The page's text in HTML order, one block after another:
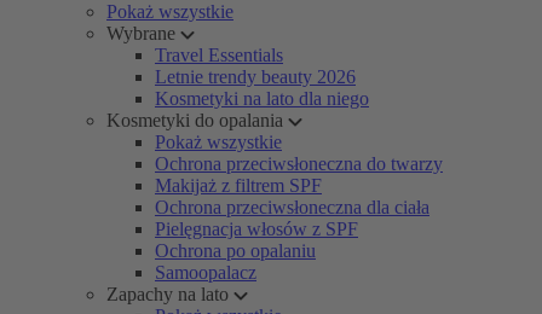
Pokaż wszystkie
Wybrane
Travel Essentials
Letnie trendy beauty 2026
Kosmetyki na lato dla niego
Kosmetyki do opalania
Pokaż wszystkie
Ochrona przeciwsłoneczna do twarzy
Makijaż z filtrem SPF
Ochrona przeciwsłoneczna dla ciała
Pielęgnacja włosów z SPF
Ochrona po opalaniu
Samoopalacz
Zapachy na lato